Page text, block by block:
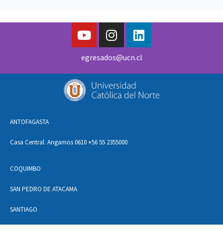
egresados@ucn.cl
ANTOFAGASTA
Casa Central. Angamos 0610 +56 55 2355000
COQUIMBO
SAN PEDRO DE ATACAMA
SANTIAGO